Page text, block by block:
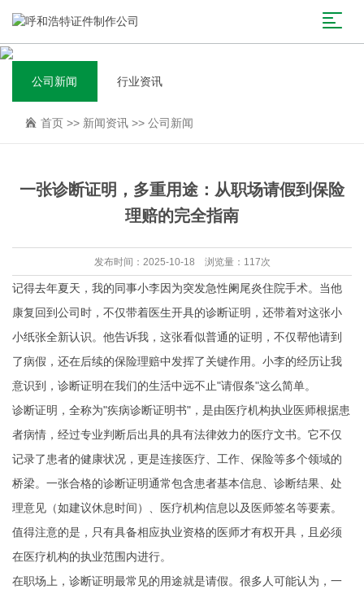
公司新闻 行业资讯
首页 >> 新闻资讯 >> 公司新闻
一张诊断证明，多重用途：从职场请假到保险
理赔的完全指南
发布时间：2025-10-18 浏览量：117次
记得去年夏天，我的同事小李因为突发急性阑尾炎住院手术。当他
康复回到公司时，不仅带着医生开具的诊断证明，还带着对这张小
小纸张全新认识。他告诉我，这张看似普通的证明，不仅帮他请到
了病假，还在后续的保险理赔中发挥了关键作用。小李的经历让我
意识到，诊断证明在我们的生活中远不止"请假条"这么简单。
诊断证明，全称为"疾病诊断证明书"，是由医疗机构执业医师根据患
者病情，经过专业判断后出具的具有法律效力的医疗文书。它不仅
记录了患者的健康状况，更是连接医疗、工作、保险等多个领域的
桥梁。一张合格的诊断证明通常包含患者基本信息、诊断结果、处
理意见（如建议休息时间）、医疗机构信息以及医师签名等要素。
值得注意的是，只有具备相应执业资格的医师才有权开具，且必须
在医疗机构的执业范围内进行。
在职场上，诊断证明最常见的用途就是请假。很多人可能认为，一